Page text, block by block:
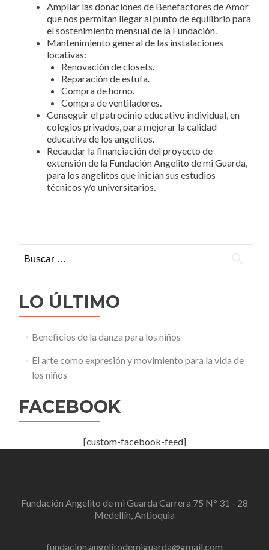
Ampliar las donaciones de Benefactores de Amor
que nos permitan llegar al punto de equilibrio para
el sostenimiento mensual de la Fundación.
Mantenimiento general de las instalaciones
locativas:
Renovación de closets.
Reparación de estufa.
Compra de horno.
Compra de ventiladores.
Conseguir el patrocinio educativo individual, en
colegios privados, para mejorar la calidad
educativa de los angelitos.
Recaudar la financiación del proyecto de
extensión de la Fundación Angelito de mi Guarda,
para los angelitos que inician sus estudios
técnicos y/o universitarios.
LO ÚLTIMO
Beneficios de la danza para los niños
El arte como expresión y movimiento para la vida de
los niños
FACEBOOK
[custom-facebook-feed]
Fundación Angelito de mi Guarda Carrera 75 N° 31 - 28
Medellín, Antioquia
fundacion.angelitodemiguarda@gmail.com